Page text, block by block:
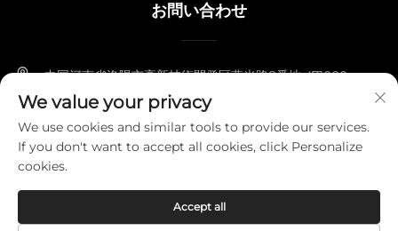
お問い合わせ
中国河南省洛陽市高新技術開発区燕光路8番地 471000
+86-18338800729
[email protected]
Copyright © 2025 LUOYANG FURNITOPPER IMPORT AND
We value your privacy
We use cookies and similar tools to provide our services.
If you don't want to accept all cookies, click Personalize
cookies.
Accept all